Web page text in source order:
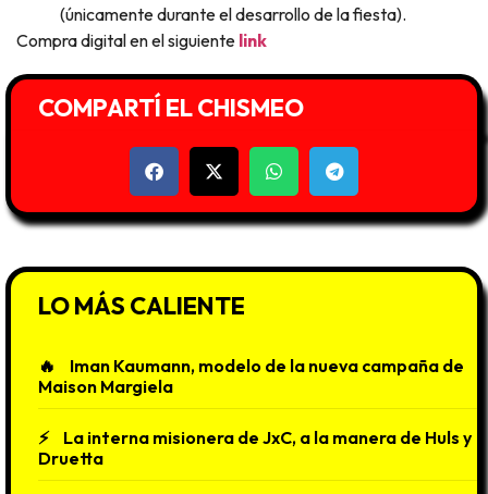
(únicamente durante el desarrollo de la fiesta).
Compra digital en el siguiente link
COMPARTÍ EL CHISMEO
LO MÁS CALIENTE
Iman Kaumann, modelo de la nueva campaña de
Maison Margiela
La interna misionera de JxC, a la manera de Huls y
Druetta